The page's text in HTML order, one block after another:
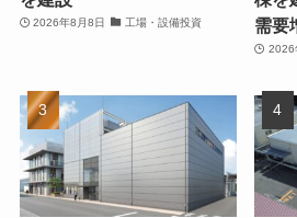
2026年8月8日 工場・設備投資
需要
2026